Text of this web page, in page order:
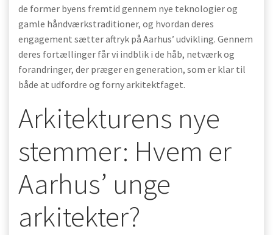
de former byens fremtid gennem nye teknologier og
gamle håndværkstraditioner, og hvordan deres
engagement sætter aftryk på Aarhus’ udvikling. Gennem
deres fortællinger får vi indblik i de håb, netværk og
forandringer, der præger en generation, som er klar til
både at udfordre og forny arkitektfaget.
Arkitekturens nye
stemmer: Hvem er
Aarhus’ unge
arkitekter?